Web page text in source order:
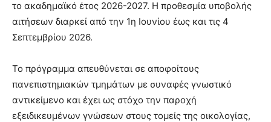
το ακαδημαϊκό έτος 2026-2027. Η προθεσμία υποβολής
αιτήσεων διαρκεί από την 1η Ιουνίου έως και τις 4
Σεπτεμβρίου 2026.
Το πρόγραμμα απευθύνεται σε αποφοίτους
πανεπιστημιακών τμημάτων με συναφές γνωστικό
αντικείμενο και έχει ως στόχο την παροχή
εξειδικευμένων γνώσεων στους τομείς της οικολογίας,